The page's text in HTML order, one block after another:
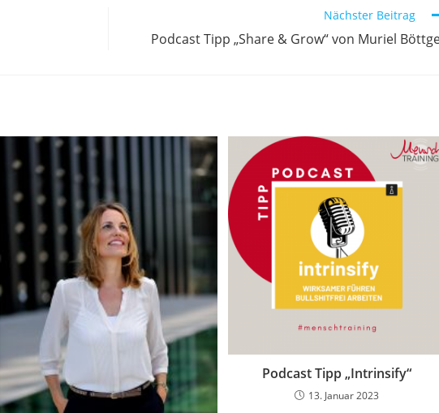
Nächster Beitrag
Podcast Tipp „Share & Grow“ von Muriel
Podcast Tipp „Intrinsify“
13. Januar 2023